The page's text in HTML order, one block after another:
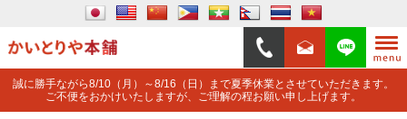
誠に勝手ながら8/10（月）～8/16（日）まで夏季休業とさせていただきます。
ご不便をおかけいたしますが、ご理解の程お願い申し上げます。